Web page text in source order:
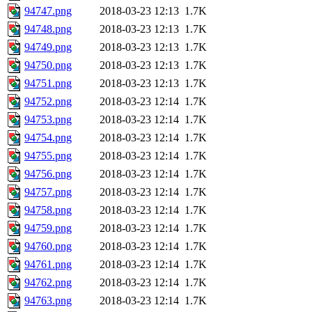
94747.png
2018-03-23 12:13 1.7K
94748.png
2018-03-23 12:13 1.7K
94749.png
2018-03-23 12:13 1.7K
94750.png
2018-03-23 12:13 1.7K
94751.png
2018-03-23 12:13 1.7K
94752.png
2018-03-23 12:14 1.7K
94753.png
2018-03-23 12:14 1.7K
94754.png
2018-03-23 12:14 1.7K
94755.png
2018-03-23 12:14 1.7K
94756.png
2018-03-23 12:14 1.7K
94757.png
2018-03-23 12:14 1.7K
94758.png
2018-03-23 12:14 1.7K
94759.png
2018-03-23 12:14 1.7K
94760.png
2018-03-23 12:14 1.7K
94761.png
2018-03-23 12:14 1.7K
94762.png
2018-03-23 12:14 1.7K
94763.png
2018-03-23 12:14 1.7K